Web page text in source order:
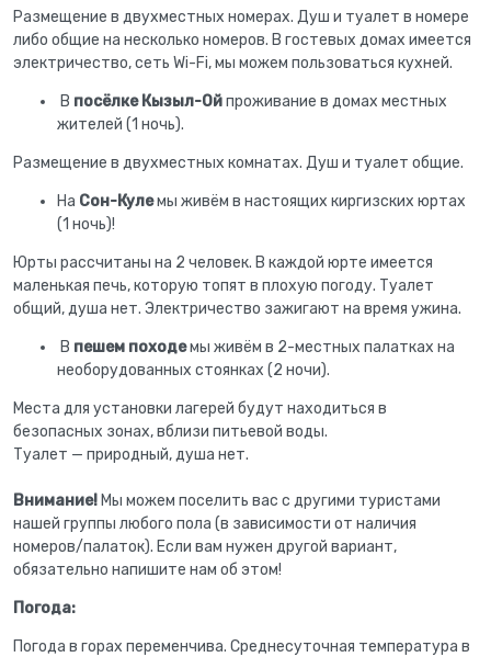
Размещение в двухместных номерах. Душ и туалет в номере
либо общие на несколько номеров. В гостевых домах имеется
электричество, сеть Wi-Fi, мы можем пользоваться кухней.
В посёлке Кызыл-Ойпроживание в домах местных
жителей (1 ночь).
Размещение в двухместных комнатах. Душ и туалет общие.
На Сон-Кулемы живём в настоящих киргизских юртах
(1 ночь)!
Юрты рассчитаны на 2 человек. В каждой юрте имеется
маленькая печь, которую топят в плохую погоду. Туалет
общий, душа нет. Электричество зажигают на время ужина.
В пешем походемы живём в 2-местных палатках на
необорудованных стоянках (2 ночи).
Места для установки лагерей будут находиться в
безопасных зонах, вблизи питьевой воды.
Туалет — природный, душа нет.
Внимание! Мы можем поселить вас с другими туристами
нашей группы любого пола (в зависимости от наличия
номеров/палаток). Если вам нужен другой вариант,
обязательно напишите нам об этом!
Погода:
Погода в горах переменчива. Среднесуточная температура в